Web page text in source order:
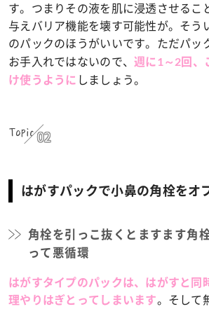
す。つまりその液を肌に浸透させるこ
与えバリア機能を壊す可能性が。そう
のパックのほうがいいです。ただパッ
お手入れではないので、週に1～2回、
け使うように しましょう。
Topic 02
はがすパックで小鼻の角栓をオ
角栓を引っこ抜くとますます角
って悪循環
はがすタイプのパックは、はがすと同
理やりはぎとってしまいます。そして